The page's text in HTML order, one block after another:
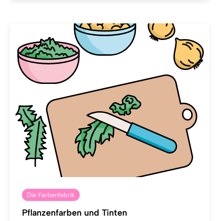
Die Farbenfabrik
Pflanzenfarben und Tinten